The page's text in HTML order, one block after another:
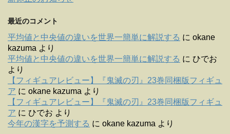
最近のコメント
平均値と中央値の違いを世界一簡単に解説する に okane
kazuma より
平均値と中央値の違いを世界一簡単に解説する に ひでお
より
【フィギュアレビュー】『鬼滅の刃』23巻同梱版フィギュ
ア に okane kazuma より
【フィギュアレビュー】『鬼滅の刃』23巻同梱版フィギュ
ア に ひでお より
今年の漢字を予測する に okane kazuma より